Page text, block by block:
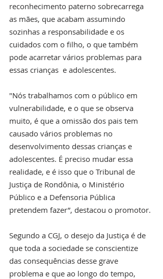
reconhecimento paterno sobrecarrega
as mães, que acabam assumindo
sozinhas a responsabilidade e os
cuidados com o filho, o que também
pode acarretar vários problemas para
essas crianças  e adolescentes.
"Nós trabalhamos com o público em
vulnerabilidade, e o que se observa
muito, é que a omissão dos pais tem
causado vários problemas no
desenvolvimento dessas crianças e
adolescentes. É preciso mudar essa
realidade, e é isso que o Tribunal de
Justiça de Rondônia, o Ministério
Público e a Defensoria Pública
pretendem fazer”, destacou o promotor.
Segundo a CGJ, o desejo da Justiça é de
que toda a sociedade se conscientize
das consequências desse grave
problema e que ao longo do tempo,